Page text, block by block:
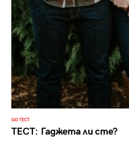
GO ТЕСТ
ТЕСТ: Гаджета ли сте?